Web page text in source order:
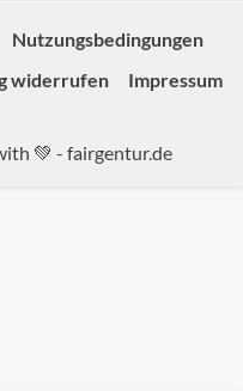
Nutzungsbedingungen
widerrufen Impressum
💚 - fairgentur.de